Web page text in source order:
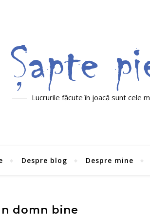
Lucrurile făcute în joacă sunt cele
Despre blog Despre mine
domn bine